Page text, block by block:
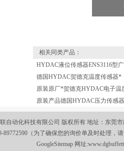
相关同类产品：
德国HYDAC贺德克温度传感器*
原装原厂*贺德克HYDAC电子温
自动化科技有限公司 版权所有 地址：东莞
89772590（为了确保您的询价单及时处理，
GoogleSitemap 网址: